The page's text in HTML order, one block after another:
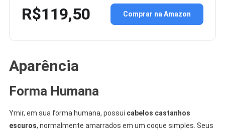
R$119,50 Comprar na Amazon
Aparência
Forma Humana
Ymir, em sua forma humana, possui cabelos castanhos
escuros, normalmente amarrados em um coque simples. Seus